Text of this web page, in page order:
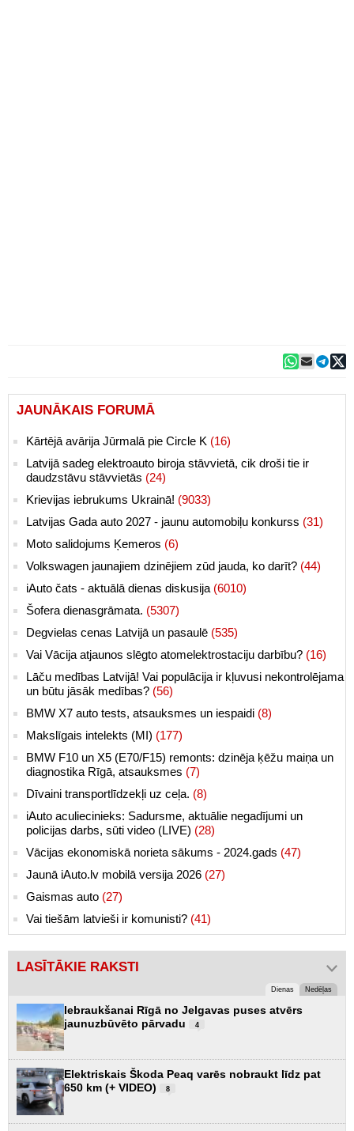
JAUNĀKAIS FORUMĀ
Kārtējā avārija Jūrmalā pie Circle K (16)
Latvijā sadeg elektroauto biroja stāvvietā, cik droši tie ir
daudzstāvu stāvvietās (24)
Krievijas iebrukums Ukrainā! (9033)
Latvijas Gada auto 2027 - jaunu automobiļu konkurss (31)
Moto salidojums Ķemeros (6)
Volkswagen jaunajiem dzinējiem zūd jauda, ko darīt? (44)
iAuto čats - aktuālā dienas diskusija (6010)
Šofera dienasgrāmata. (5307)
Degvielas cenas Latvijā un pasaulē (535)
Vai Vācija atjaunos slēgto atomelektrostaciju darbību? (16)
Lāču medības Latvijā! Vai populācija ir kļuvusi nekontrolējama
un būtu jāsāk medības? (56)
BMW X7 auto tests, atsauksmes un iespaidi (8)
Makslīgais intelekts (MI) (177)
BMW F10 un X5 (E70/F15) remonts: dzinēja ķēžu maiņa un
diagnostika Rīgā, atsauksmes (7)
Dīvaini transportlīdzekļi uz ceļa. (8)
iAuto aculiecinieks: Sadursme, aktuālie negadījumi un
policijas darbs, sūti video (LIVE) (28)
Vācijas ekonomiskā norieta sākums - 2024.gads (47)
Jaunā iAuto.lv mobilā versija 2026 (27)
Gaismas auto (27)
Vai tiešām latvieši ir komunisti? (41)
LASĪTĀKIE RAKSTI
Dienas Nedēļas
Iebraukšanai Rīgā no Jelgavas puses atvērs
jaunuzbūvēto pārvadu
4
Elektriskais Škoda Peaq varēs nobraukt līdz pat
650 km (+ VIDEO)
8